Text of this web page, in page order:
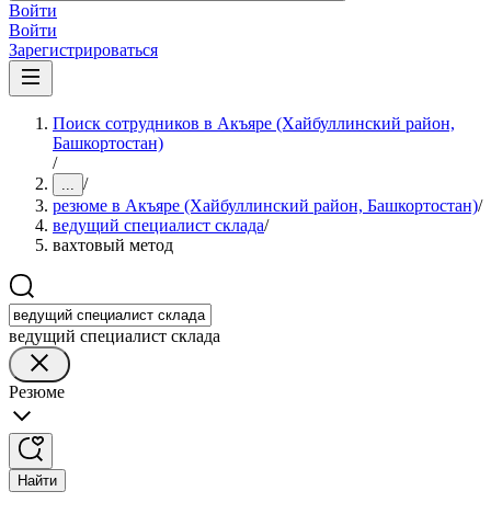
Войти
Войти
Зарегистрироваться
Поиск сотрудников в Акъяре (Хайбуллинский район,
Башкортостан)
/
... /
резюме в Акъяре (Хайбуллинский район, Башкортостан)/
ведущий специалист склада/
вахтовый метод
ведущий специалист склада
Резюме
Найти